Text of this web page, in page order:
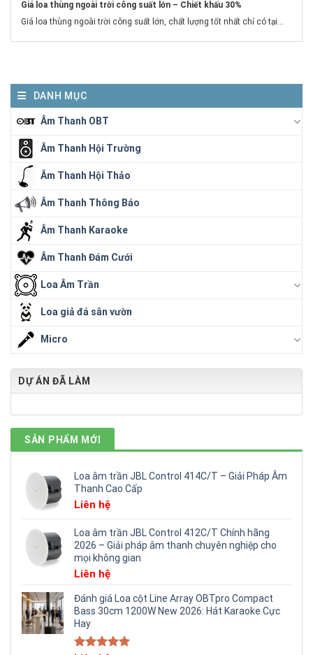
DANH MỤC
Âm Thanh OBT
Âm Thanh Hội Trường
Âm Thanh Hội Thảo
Âm Thanh Thông Báo
Âm Thanh Karaoke
Âm Thanh Đám Cưới
Loa Âm Trần
Loa giả đá sân vườn
Micro
DỰ ÁN ĐÃ LÀM
SẢN PHẨM MỚI
Loa âm trần JBL Control 414C/T – Giải Pháp Âm
Thanh Cao Cấp
Liên hệ
Loa âm trần JBL Control 412C/T Chính hãng
2026 – Giải pháp âm thanh chuyên nghiệp cho
mọi không gian
Liên hệ
Đánh giá Loa cột Line Array OBTpro Compact
Bass 30cm 1200W New 2026: Hát Karaoke Cực
Hay
Giá loa thùng ngoài trời công suất lớn – Chiết khấu 30%
Giá loa thùng ngoài trời công suất lớn, chất lượng tốt nhất chỉ có tại...